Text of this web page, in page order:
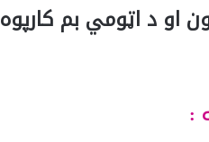
او د اټومي بم کارپوه
: